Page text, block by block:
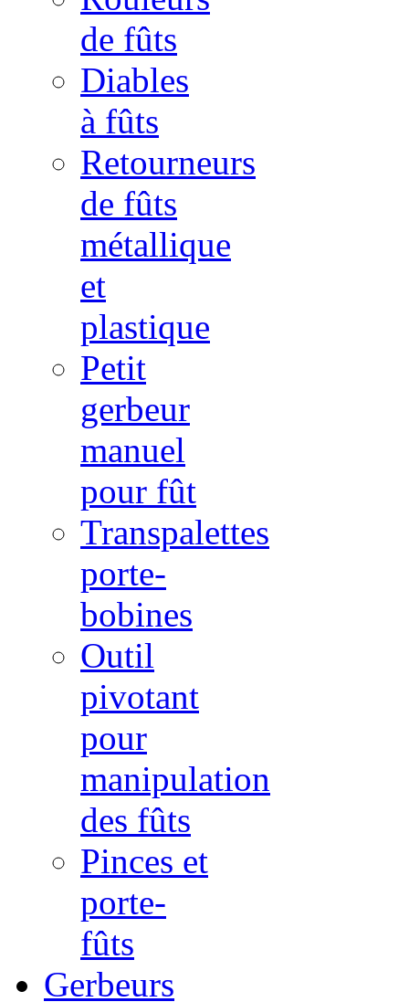
de fûts
Diables
à fûts
Retourneurs
de fûts
métallique
et
plastique
Petit
gerbeur
manuel
pour fût
Transpalettes
porte-
bobines
Outil
pivotant
pour
manipulation
des fûts
Pinces et
porte-
fûts
Gerbeurs